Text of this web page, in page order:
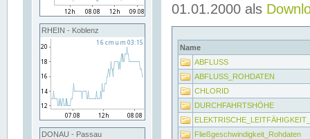
RHEIN - Koblenz
DONAU - Passau
01.01.2000 als
Name
ABFLUSS
ABFLUSS_ROHDATEN
CHLORID
DURCHFAHRTSHÖHE
Fließgeschwindigkeit_Rohdaten